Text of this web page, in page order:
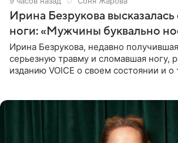
Ирина Безрукова
ноги: «Мужчины буквально
Ирина Безрукова, недавно
серьезную травму и сломавшая ногу,
изданию VOICE о своем состоянии и о